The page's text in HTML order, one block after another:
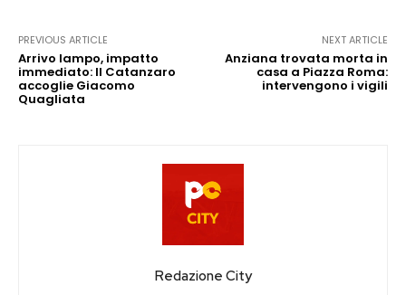
PREVIOUS ARTICLE
Arrivo lampo, impatto
immediato: Il Catanzaro
accoglie Giacomo
Quagliata
NEXT ARTICLE
Anziana trovata morta in
casa a Piazza Roma:
intervengono i vigili
Redazione City